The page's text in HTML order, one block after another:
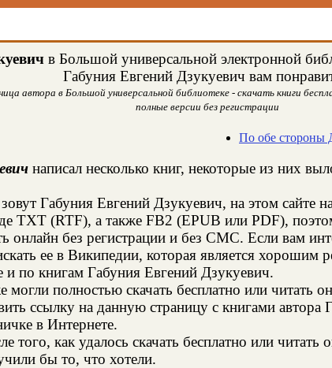
в Большой универсальной электронной
Габуния Евгений Дзукуевич вам
автора в Большой универсальной библиотеке - скачать книги
полные версии без регистрации
По обе стороны
написал несколько книг, некоторые из них
Габуния Евгений Дзукуевич, на этом сайте
TXT (RTF), а также FB2 (EPUB или PDF),
онлайн без регистрации и без СМС. Если вам
ее в Википедии, которая является
по книгам Габуния Евгений Дзукуевич.
полностью скачать бесплатно или читать
ссылку на данную страницу с книгами автора
в Интернете.
того, как удалось скачать бесплатно или читать
бы то, что хотели.